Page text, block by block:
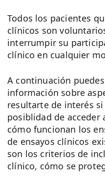
Todos los pacientes
clínicos son
interrumpir su
clínico en cualquier
A continuación
información sobre
resultarte de interés
posiblidad de acceder
cómo funcionan los
de ensayos clínicos
son los criterios de
clínico, cómo se